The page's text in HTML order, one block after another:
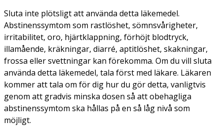
Sluta inte plötsligt att använda detta läkemedel.
Abstinenssymtom som rastlöshet, sömnsvårigheter,
irritabilitet, oro, hjärtklappning, förhöjt blodtryck,
illamående, kräkningar, diarré, aptitlöshet, skakningar,
frossa eller svettningar kan förekomma. Om du vill sluta
använda detta läkemedel, tala först med läkare. Läkaren
kommer att tala om för dig hur du gör detta, vanligtvis
genom att gradvis minska dosen så att obehagliga
abstinenssymtom ska hållas på en så låg nivå som
möjligt.